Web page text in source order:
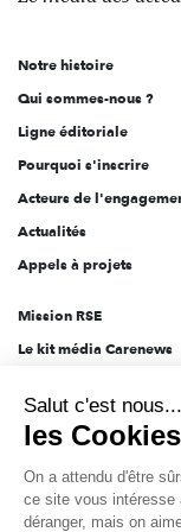
l'engagement
Notre histoire
Qui sommes-nous ?
Ligne éditoriale
Pourquoi s'inscrire
Acteurs de
Actualités
Appels à projets
Mission RSE
Le kit média Carenews
AEF info
Novethic
PRODURABLE
Inclusiv Day
Salut c'est nous...
les
On a attendu d'être
ce site vous intéresse
déranger, mais on